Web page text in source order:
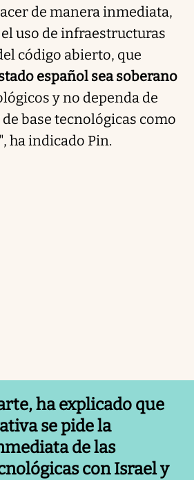
de manera inmediata,
uso de infraestructuras
código abierto, que
español sea soberano
y no dependa de
base tecnológicas como
", ha indicado Pin.
ha explicado que
se pide la
de las
con Israel y